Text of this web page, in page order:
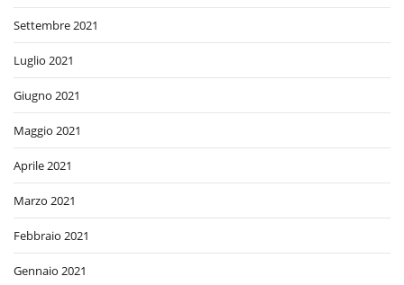
Settembre 2021
Luglio 2021
Giugno 2021
Maggio 2021
Aprile 2021
Marzo 2021
Febbraio 2021
Gennaio 2021